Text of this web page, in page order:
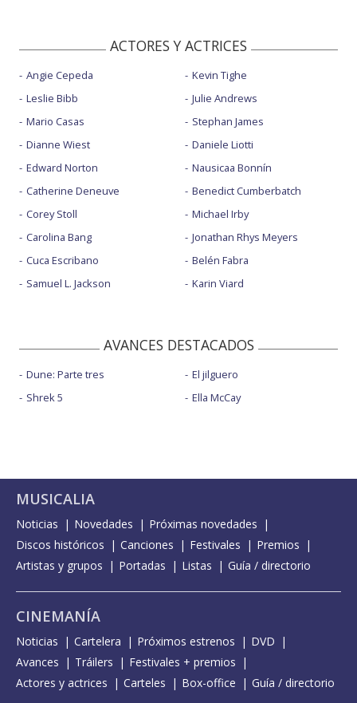
ACTORES Y ACTRICES
Angie Cepeda
Leslie Bibb
Mario Casas
Dianne Wiest
Edward Norton
Catherine Deneuve
Corey Stoll
Carolina Bang
Cuca Escribano
Samuel L. Jackson
Kevin Tighe
Julie Andrews
Stephan James
Daniele Liotti
Nausicaa Bonnín
Benedict Cumberbatch
Michael Irby
Jonathan Rhys Meyers
Belén Fabra
Karin Viard
AVANCES DESTACADOS
Dune: Parte tres
Shrek 5
El jilguero
Ella McCay
MUSICALIA
Noticias Novedades
Próximas novedades
Discos históricos
Canciones Festivales
Premios
Artistas y grupos
Portadas Listas Guía / directorio
CINEMANÍA
Noticias Cartelera Próximos estrenos
DVD
Avances
Tráilers
Festivales + premios
Actores y actrices
Carteles Box-office Guía / directorio